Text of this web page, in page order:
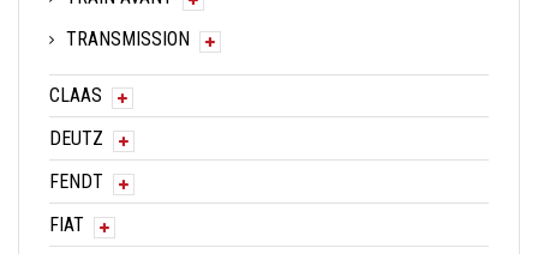
TRANSMISSION
CLAAS
DEUTZ
FENDT
FIAT